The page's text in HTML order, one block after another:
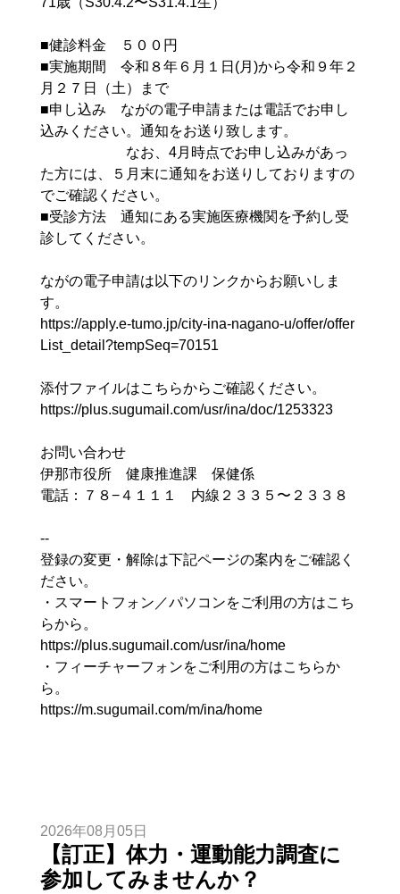
■健診料金 ５００円
■実施期間 令和８年６月１日(月)から令和９年２
月２７日（土）まで
■申し込み ながの電子申請または電話でお申し
込みください。通知をお送り致します。
なお、4月時点でお申し込みがあっ
た方には、５月末に通知をお送りしておりますの
でご確認ください。
■受診方法 通知にある実施医療機関を予約し受
診してください。
ながの電子申請は以下のリンクからお願いしま
す。
https://apply.e-tumo.jp/city-ina-nagano-u/offer/offer
List_detail?tempSeq=70151
添付ファイルはこちらからご確認ください。
https://plus.sugumail.com/usr/ina/doc/1253323
お問い合わせ
伊那市役所 健康推進課 保健係
電話：７８−４１１１ 内線２３３５〜２３３８
--
登録の変更・解除は下記ページの案内をご確認く
ださい。
・スマートフォン／パソコンをご利用の方はこち
らから。
https://plus.sugumail.com/usr/ina/home
・フィーチャーフォンをご利用の方はこちらか
ら。
https://m.sugumail.com/m/ina/home
2026年08月05日
【訂正】体力・運動能力調査に
参加してみませんか？